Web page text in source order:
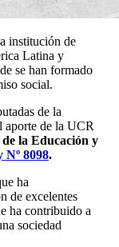
institución de
Latina y
se han formado
social.
de la
aporte de la UCR
la Educación y
Nº 8098.
ha
de excelentes
ha contribuido a
sociedad